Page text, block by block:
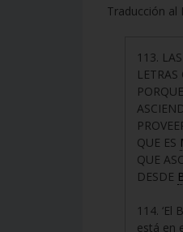
Traducción al
113.
QUE ES
QUE
DESDE
114. ‘El
está en